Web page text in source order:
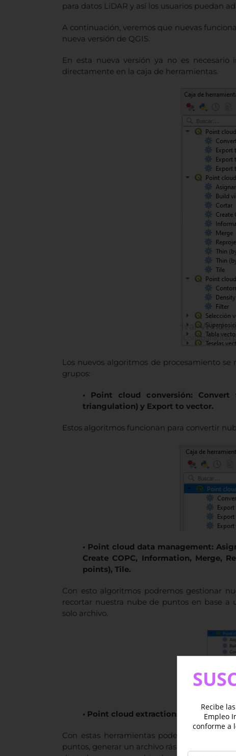
para datos LiDAR y así los usuarios puedan
A continuación, veremos que nuevas
nueva versión de QGIS.
En esta nueva versión ya no es
directamente en la caja de herramientas.
Los nuevos algoritmos de procesamiento
grupos:
• Point cloud conversión:
triangulation) y Export to vector.
Estos algoritmos funcionan para convertir
• Point cloud data management:
Create COPC, Information, Merge,
points), Tile.
Con esto algoritmos podremos gestionar
recortar nuestra nube de puntos en base
solo archivo.
• Point cloud extraction: Contorno,
Con estas herramientas podemos genera
puntos, generar un archivo ráster basado en
Recibe
Empleo
conforme a